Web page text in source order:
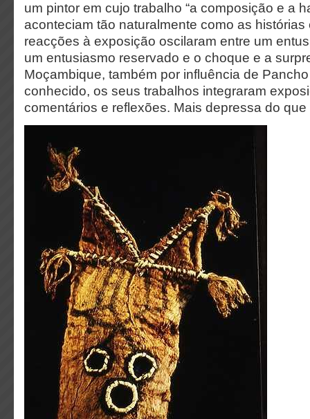
um pintor em cujo trabalho “a composição e a
aconteciam tão naturalmente como as histórias
reacções à exposição oscilaram entre um
um entusiasmo reservado e o choque e a
Moçambique, também por influência de
conhecido, os seus trabalhos integraram
comentários e reflexões. Mais depressa do